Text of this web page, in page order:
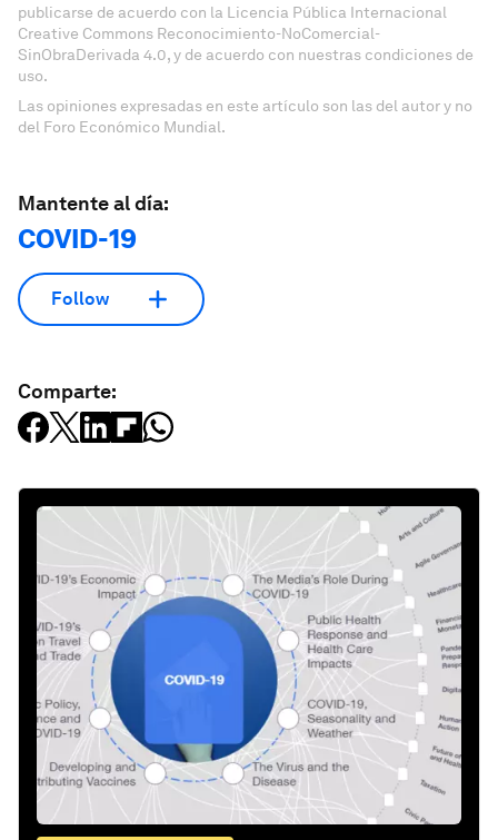
publicarse de acuerdo con la Licencia Pública Internacional
Creative Commons Reconocimiento-NoComercial-
SinObraDerivada 4.0, y de acuerdo con nuestras condiciones de
uso.
Las opiniones expresadas en este artículo son las del autor y no
del Foro Económico Mundial.
Mantente al día:
COVID-19
Follow
Comparte: